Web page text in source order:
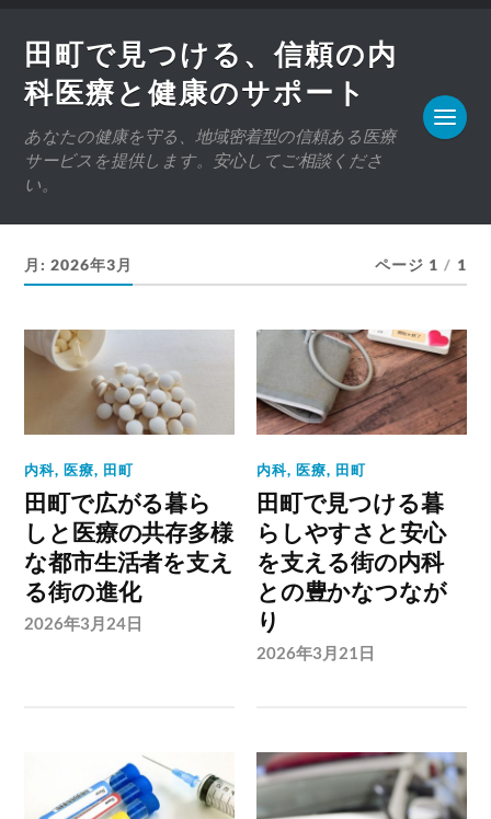
田町で見つける、信頼の内
科医療と健康のサポート
あなたの健康を守る、地域密着型の信頼ある医療
サービスを提供します。安心してご相談くださ
い。
月:2026年3月 ページ 1 / 1
内科, 医療, 田町
田町で広がる暮ら
しと医療の共存多様
な都市生活者を支え
る街の進化
2026年3月24日
内科, 医療, 田町
田町で見つける暮
らしやすさと安心
を支える街の内科
との豊かなつなが
り
2026年3月21日